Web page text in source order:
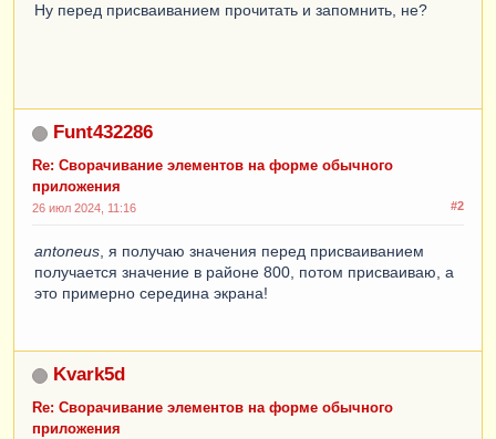
Ну перед присваиванием прочитать и запомнить, не?
Funt432286
Re: Сворачивание элементов на форме обычного
приложения
#2
26 июл 2024, 11:16
antoneus , я получаю значения перед присваиванием
получается значение в районе 800, потом присваиваю, а
это примерно середина экрана!
Kvark5d
Re: Сворачивание элементов на форме обычного
приложения